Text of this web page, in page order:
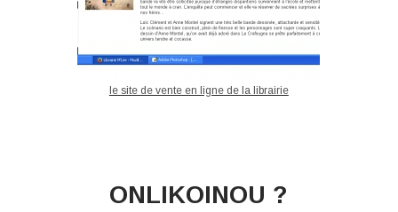
le site de vente en ligne de la librairie
ONLIKOINOU ?